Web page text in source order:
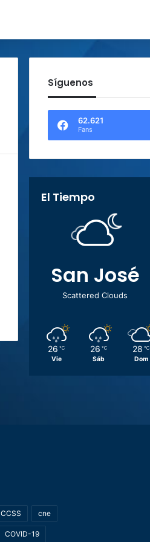
Síguenos
62.621
Fans
El Tiempo
San José
Scattered Clouds
26 ℃
Vie
26 ℃
Sáb
28 ℃
Dom
CCSS cne
COVID-19